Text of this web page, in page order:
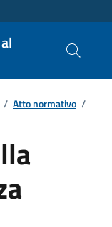
/ Atto normativo /